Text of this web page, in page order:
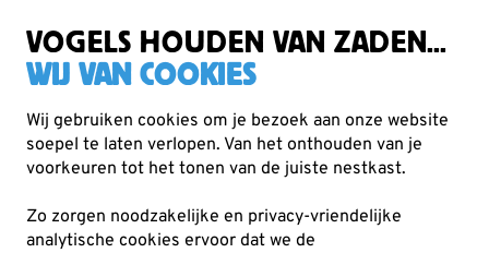
VOGELS HOUDEN VAN ZADEN...
WIJ VAN COOKIES
Wij gebruiken cookies om je bezoek aan onze website
soepel te laten verlopen. Van het onthouden van je
voorkeuren tot het tonen van de juiste nestkast.
Zo zorgen noodzakelijke en privacy-vriendelijke
analytische cookies ervoor dat we de
Boeken